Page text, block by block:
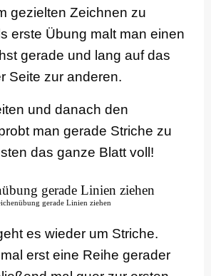
gezielten Zeichnen zu
erste Übung malt man einen
gerade und lang auf das
Seite zur anderen.
und danach den
man gerade Striche zu
das ganze Blatt voll!
gerade Linien ziehen
es wieder um Striche.
erst eine Reihe gerader